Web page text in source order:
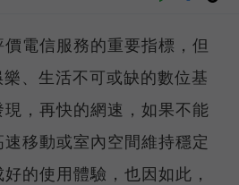
電信服務的重要指標，但
、生活不可或缺的數位基
，再快的網速，如果不能
移動或室內空間維持穩定
的使用體驗，也因如此，